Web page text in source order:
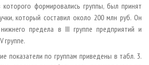
которого формировались группы, был принят
который составил около 200 млн руб. Он
предела в III группе предприятий и
группе.
показатели по группам приведены в табл. 3.